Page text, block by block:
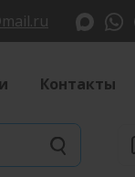
Контакты